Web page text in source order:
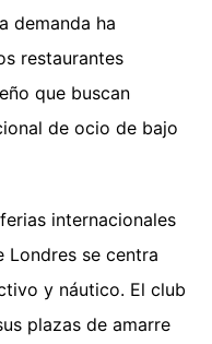
demanda ha
restaurantes
que buscan
de ocio de bajo
internacionales
Londres se centra
y náutico. El club
plazas de amarre